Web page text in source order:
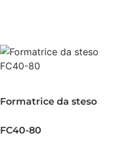
Formatrice da steso
FC40-80